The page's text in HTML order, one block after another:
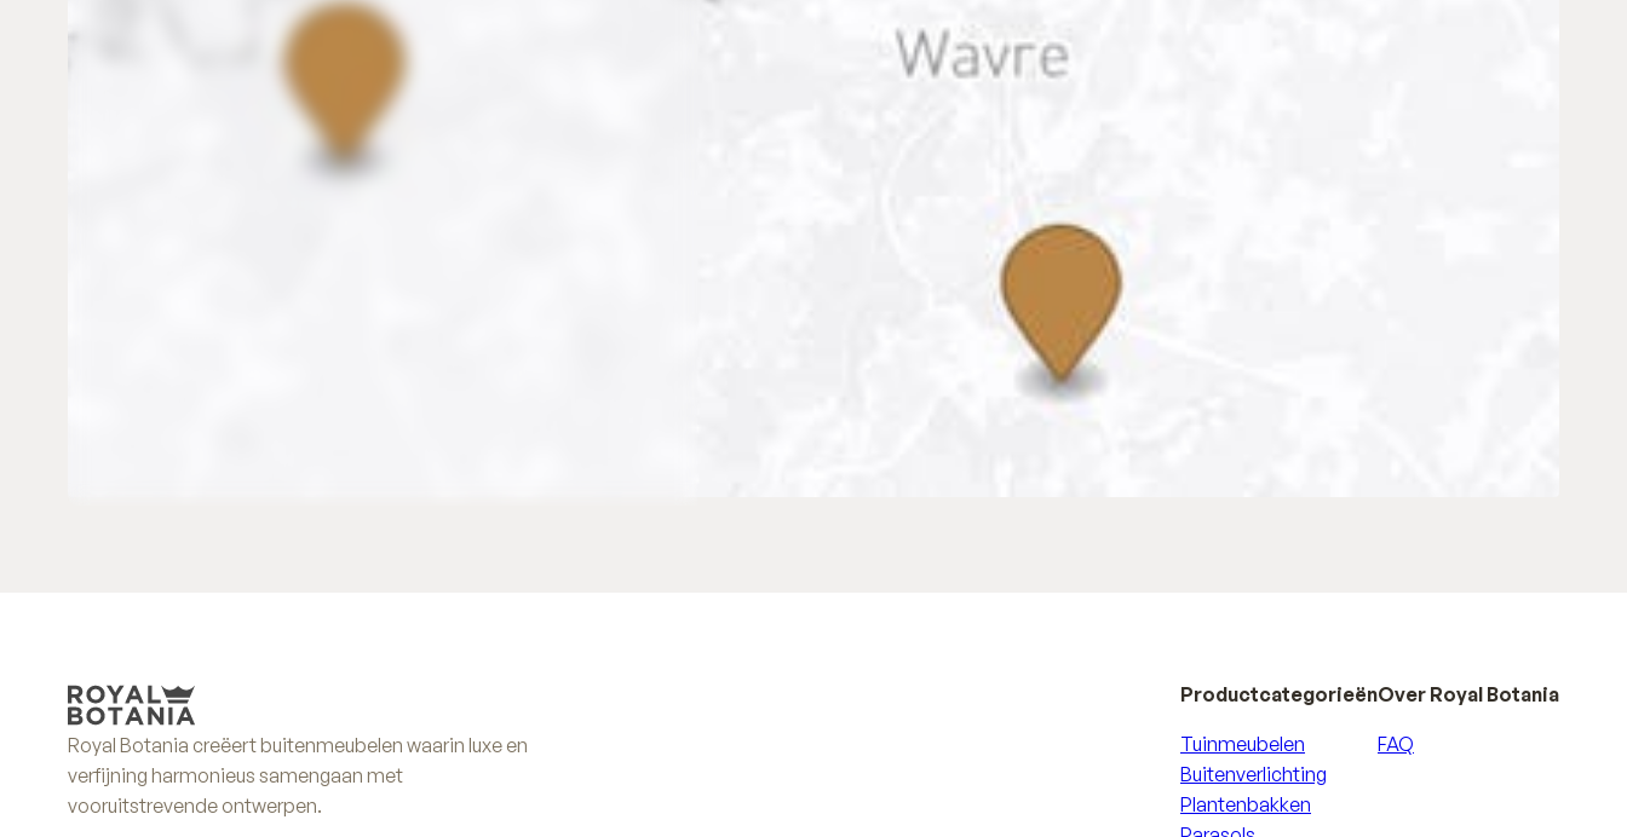
Royal Botania creëert buitenmeubelen waarin luxe en
verfijning harmonieus samengaan met
vooruitstrevende ontwerpen.
Productcategorieën
Tuinmeubelen
Buitenverlichting
Plantenbakken
Over Royal Botania
FAQ